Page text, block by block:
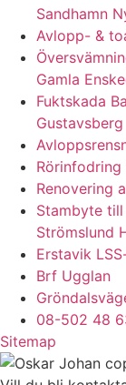
Sandhamn
Avlopp- &
Gamla
Fuktskada
Gustavsberg
Rörinfodring
Renovering
Stambyte
Strömslund
Erstavik
Brf Ugglan
08-502 48
Sitemap